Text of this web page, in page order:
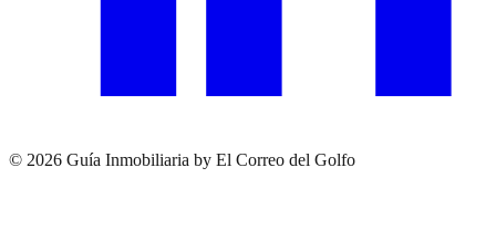
© 2026 Guía Inmobiliaria by El Correo del Golfo